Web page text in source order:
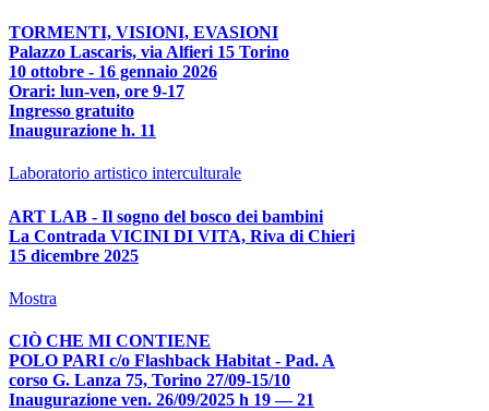
TORMENTI, VISIONI, EVASIONI
Palazzo Lascaris, via Alfieri 15 Torino
10 ottobre - 16 gennaio 2026
Orari: lun-ven, ore 9-17
Ingresso gratuito
Inaugurazione h. 11
Laboratorio artistico interculturale
ART LAB - Il sogno del bosco dei bambini
La Contrada VICINI DI VITA, Riva di Chieri
15 dicembre 2025
Mostra
CIÒ CHE MI CONTIENE
POLO PARI c/o Flashback Habitat - Pad. A
corso G. Lanza 75, Torino 27/09-15/10
Inaugurazione ven. 26/09/2025 h 19 — 21